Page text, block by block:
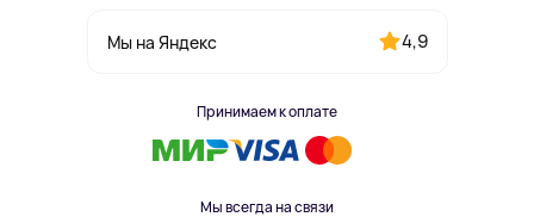
Мы на Яндекс 4,9
Принимаем к оплате
Мы всегда на связи